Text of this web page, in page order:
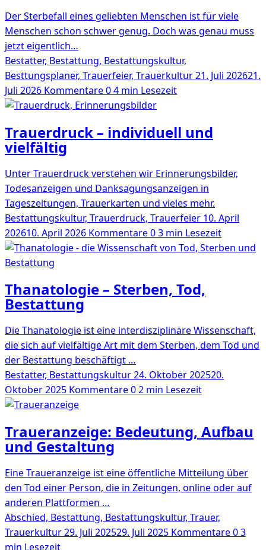
Der Sterbefall eines geliebten Menschen ist für viele
Menschen schon schwer genug. Doch was genau muss
jetzt eigentlich…
Bestatter, Bestattung, Bestattungskultur,
Besttungsplaner, Trauerfeier, Trauerkultur21. Juli 202621.
Juli 2026 Kommentare 04 min Lesezeit
Trauerdruck – individuell und
vielfältig
Unter Trauerdruck verstehen wir Erinnerungsbilder,
Todesanzeigen und Danksagungsanzeigen in
Tageszeitungen, Trauerkarten und vieles mehr.
Bestattungskultur, Trauerdruck, Trauerfeier 10. April
202610. April 2026 Kommentare 03 min Lesezeit
Thanatologie – Sterben, Tod,
Bestattung
Die Thanatologie ist eine interdisziplinäre Wissenschaft,
die sich auf vielfältige Art mit dem Sterben, dem Tod und
der Bestattung beschäftigt …
Bestatter, Bestattungskultur24. Oktober 202520.
Oktober 2025 Kommentare 02 min Lesezeit
Traueranzeige: Bedeutung, Aufbau
und Gestaltung
Eine Traueranzeige ist eine öffentliche Mitteilung über
den Tod einer Person, die in Zeitungen, online oder auf
anderen Plattformen …
Abschied, Bestattung, Bestattungskultur, Trauer,
Trauerkultur29. Juli 202529. Juli 2025 Kommentare 03
min Lesezeit